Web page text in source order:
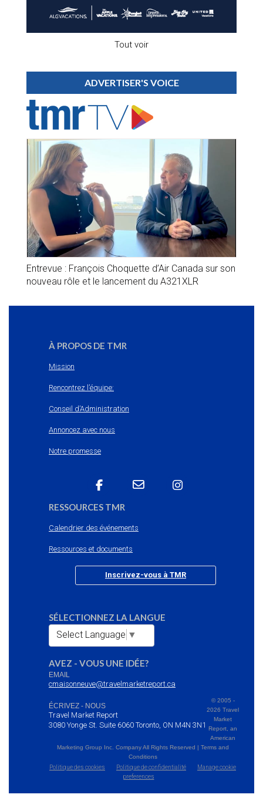
Tout voir
ADVERTISER'S VOICE
Entrevue : François Choquette d’Air Canada sur son
nouveau rôle et le lancement du A321XLR
À PROPOS DE TMR
Mission
Rencontrez l’équipe:
Conseil d’Administration
Annoncez avec nous
Notre promesse
RESSOURCES TMR
Calendrier des événements
Ressources et documents
Inscrivez-vous à TMR
SÉLECTIONNEZ LA LANGUE
Select Language ▼
AVEZ - VOUS UNE IDÉE?
EMAIL
cmaisonneuve@travelmarketreport.ca
ÉCRIVEZ - NOUS
Travel Market Report
3080 Yonge St. Suite 6060 Toronto, ON M4N 3N1
© 2005 -
2026 Travel
Market
Report, an
American
Marketing Group Inc. Company All Rights Reserved | Terms and
Conditions
Politique des cookies
Politique de confidentialité
Manage cookie
preferences